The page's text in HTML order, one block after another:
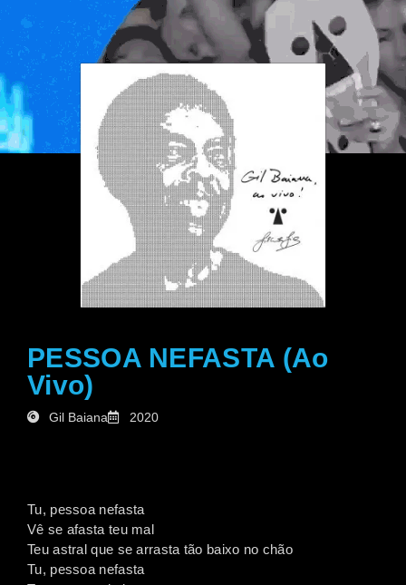
PESSOA NEFASTA (Ao
Vivo)
Gil Baiana 2020
Tu, pessoa nefasta
Vê se afasta teu mal
Teu astral que se arrasta tão baixo no chão
Tu, pessoa nefasta